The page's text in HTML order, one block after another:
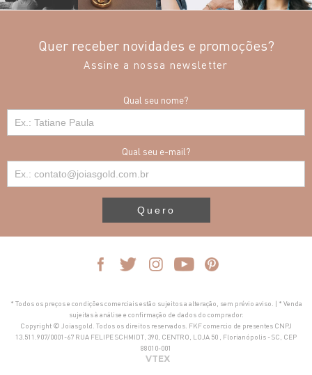
Quer receber novidades e promoções?
Assine a nossa newsletter
Qual seu nome?
Qual seu e-mail?
Quero
* Todos os preços e condições comerciais estão sujeitos a alteração, sem prévio aviso. | * Venda
sujeitas à análise e confirmação de dados do comprador.
Copyright © Joiasgold. Todos os direitos reservados. FKF comercio de presentes CNPJ
13.511.907/0001-67 RUA FELIPE SCHMIDT, 390, CENTRO, LOJA 50 , Florianópolis - SC, CEP
88010-001
VTEX